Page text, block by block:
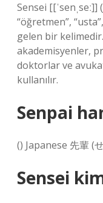
Sensei
“öğretmen”,
gelen bir
akademisyenler,
doktorlar ve
kullanılır.
Senpai
() Japanese 先輩 (
Sensei